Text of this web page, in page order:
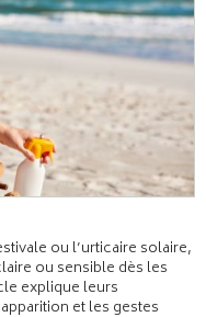
ou l’urticaire solaire,
ou sensible dès les
explique leurs
et les gestes